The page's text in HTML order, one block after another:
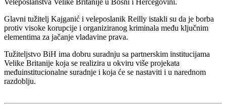
Veleposlanstva Velike Britanije u Bosni i Hercegovini.
Glavni tužitelj Kajganić i veleposlanik Reilly istakli su da je borba
protiv visoke korupcije i organiziranog kriminala među ključnim
elementima za jačanje vladavine prava.
Tužiteljstvo BiH ima dobru suradnju sa partnerskim institucijama
Velike Britanije koja se realizira u okviru više projekata
međuinstitucionalne suradnje i koja će se nastaviti i u narednom
razdoblju.